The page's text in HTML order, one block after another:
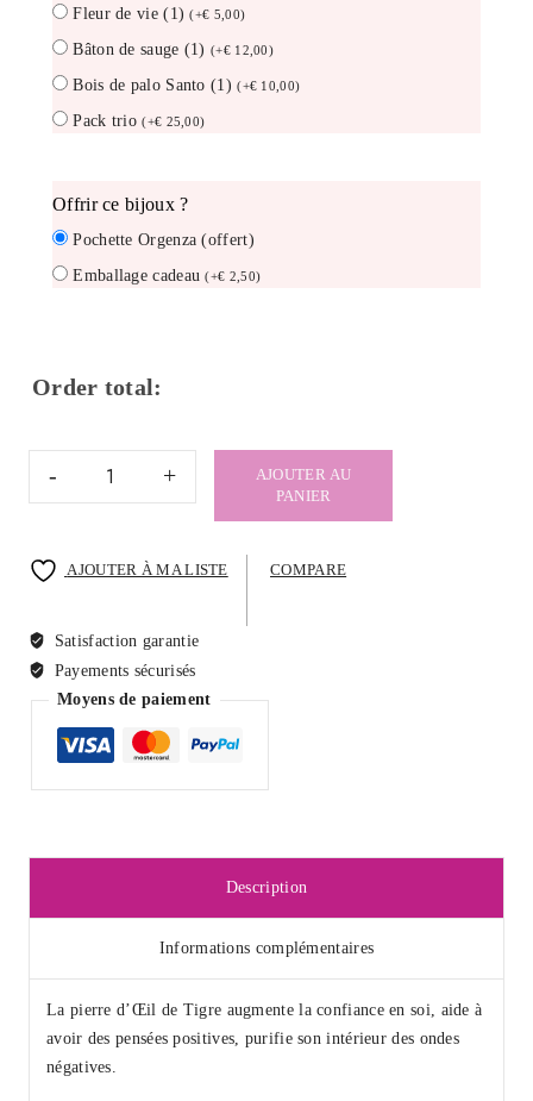
Fleur de vie (1)(+€ 5,00)
Bâton de sauge (1)(+€12,00)
Bois de palo Santo (1)(+€ 10,00)
Pack trio(+€ 25,00)
offrir ce bijoux ?
Pochette Orgenza (offert)
Emballage cadeau(+€ 2,50)
Order total:
Protection
AJOUTER AU
PANIER
AJOUTER À MA LISTE COMPARE
Satisfaction garantie
Payements sécurisés
Moyens de paiement
Description
Informations complémentaires
La pierre d’Œil de Tigre augmentela confiance en soi, aide à
avoir des pensées positives, purifie son intérieur des ondes
négatives